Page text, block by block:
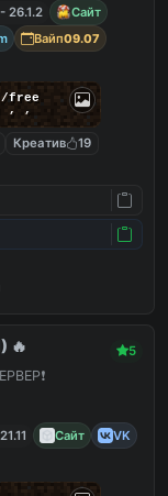
26.1.2
Сайт
Вайп09.07
/free
, ,
Креатив
19
🔥 5
Сайт
VK